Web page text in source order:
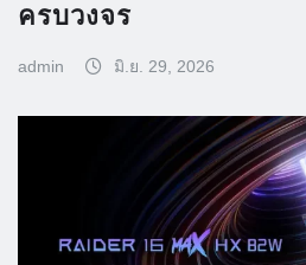
ครบวงจร
admin มิ.ย. 29, 2026